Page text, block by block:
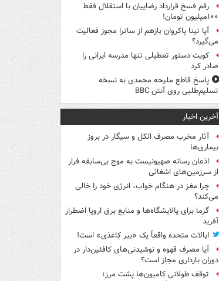
رقم فسخ قرارداد رضاییان با استقلال فقط
۱۰۰میلیون تومان!
آیا تینا پاکروان بازهم از ساترا مجوز فعالیت
می‌گیرد؟
کویت دستور تعطیلی تنها مدرسه ایرانی را
صادر کرد
پاسخ قاطع ملیحه محمدی به نسخه
تسلیم‌طلبی روی آنتن BBC
آخرین اخبار
آثار مخرب مصرف الکل و سیگار در بروز
بیماری‌ها
اذعان رسانه صهیونیست به موج بی‌سابقه فرار
از سرزمین‌های اشغالی
چرا مغز در هنگام خواب، انرژی خود را خالی
می‌کند؟
گرما برای پالایشگاه‌ها و منابع برق اروپا اضطرار
آفرید
ایالات متحده واقعاً یک «ببر کاغذی» است!
آیا مصرف قهوه و نوشیدنی‌های کافئین‌دار در
دوران بارداری مجاز است؟
توقف طولانی کامیون‌ها پشت مرز؛